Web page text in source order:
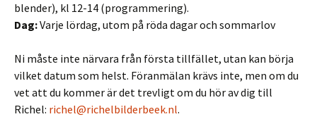
blender), kl 12-14 (programmering).
Dag:Varje lördag, utom på röda dagar och sommarlov
Ni måste inte närvara från första tillfället, utan kan börja
vilket datum som helst. Föranmälan krävs inte, men om du
vet att du kommer är det trevligt om du hör av dig till
Richel: richel@richelbilderbeek.nl.